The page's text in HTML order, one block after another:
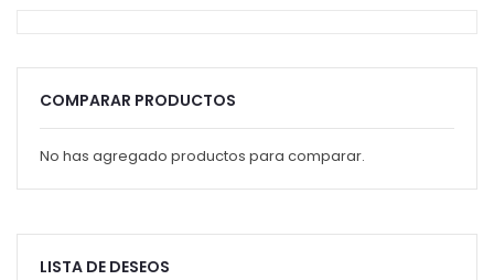
COMPARAR PRODUCTOS
No has agregado productos para comparar.
LISTA DE DESEOS